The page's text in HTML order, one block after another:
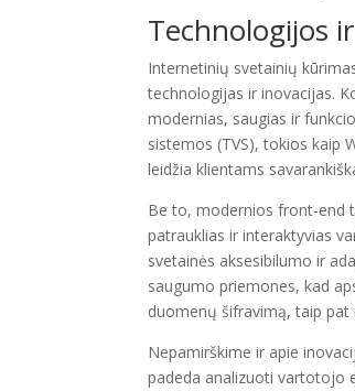
Technologijos
Internetinių svetainių
technologijas ir inovacijas.
modernias, saugias ir
sistemos (TVS), tokios kaip
leidžia klientams
Be to, modernios front-end
patrauklias ir interaktyvias
svetainės aksesibilumo ir
saugumo priemones, kad
duomenų šifravimą, taip
Nepamirškime ir apie
padeda analizuoti vartotojo